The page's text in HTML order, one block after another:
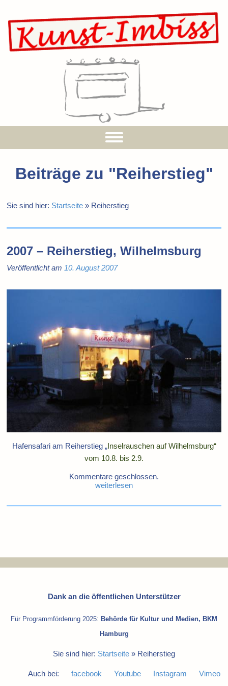
Beiträge zu "Reiherstieg"
Sie sind hier: Startseite » Reiherstieg
2007 – Reiherstieg, Wilhelmsburg
Veröffentlicht am 10. August 2007
Hafensafari am Reiherstieg „Inselrauschen auf Wilhelmsburg“
vom 10.8. bis 2.9.
Kommentare geschlossen.
weiterlesen
Dank an die öffentlichen Unterstützer
Für Programmförderung 2025: Behörde für Kultur und Medien, BKM
Hamburg
Sie sind hier: Startseite » Reiherstieg
Auch bei: facebook Youtube Instagram Vimeo